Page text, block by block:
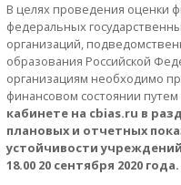
В целях проведения оценки
федеральных
организаций,
образования Российской
организациям необходимо
финансовом состоянии
кабинете на cbias.ru в
плановых и отчетных
устойчивости
18.00 20 сентября 2020 года.